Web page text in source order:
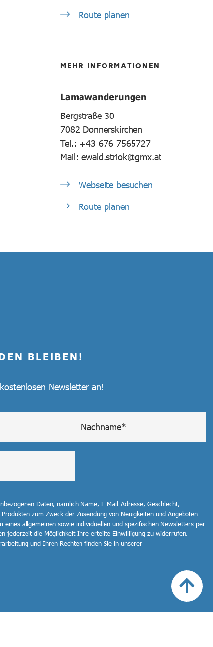
Route planen
MEHR INFORMATIONEN
Lamawanderungen
Bergstraße 30
7082 Donnerskirchen
Tel.: +43 676 7565727
Mail: ewald.striok@gmx.at
Webseite besuchen
Route planen
BLEIBEN!
Newsletter an!
Daten, nämlich Name, E-Mail-Adresse, Geschlecht,
zum Zweck der Zusendung von Neuigkeiten und Angeboten
eines allgemeinen sowie individuellen und spezifischen Newsletters per
jederzeit die Möglichkeit Ihre erteilte Einwilligung zu widerrufen.
und Ihren Rechten finden Sie in unserer